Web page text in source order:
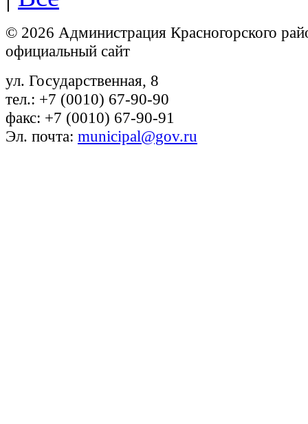
© 2026 Администрация Красногорского
официальный сайт
ул. Государственная, 8
тел.: +7 (0010) 67-90-90
факс: +7 (0010) 67-90-91
Эл. почта: municipal@gov.ru